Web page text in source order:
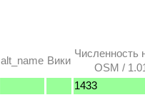
alt_name Вики
Численность
OSM /
1433